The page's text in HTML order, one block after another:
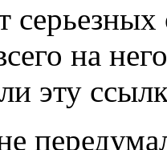
на
эту